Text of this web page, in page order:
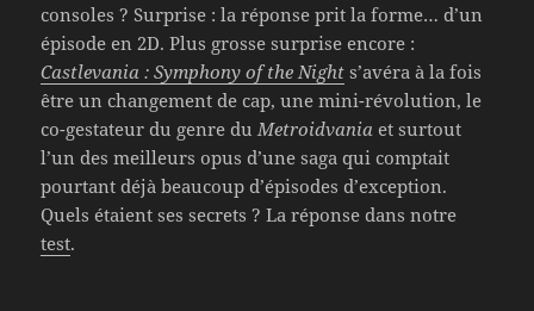
consoles ? Surprise : la réponse prit la forme… d’un
épisode en 2D. Plus grosse surprise encore :
Castlevania : Symphony of the Night s’avéra à la fois
être un changement de cap, une mini-révolution, le
co-gestateur du genre du Metroidvania et surtout
l’un des meilleurs opus d’une saga qui comptait
pourtant déjà beaucoup d’épisodes d’exception.
Quels étaient ses secrets ? La réponse dans notre
test.